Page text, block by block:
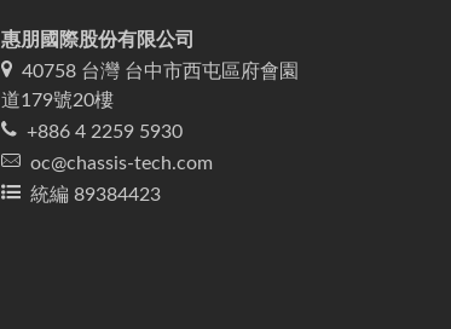
惠朋國際股份有限公司
40758 台灣 台中市西屯區府會園
道179號20樓
+886 4 2259 5930
oc@chassis-tech.com
統編 89384423